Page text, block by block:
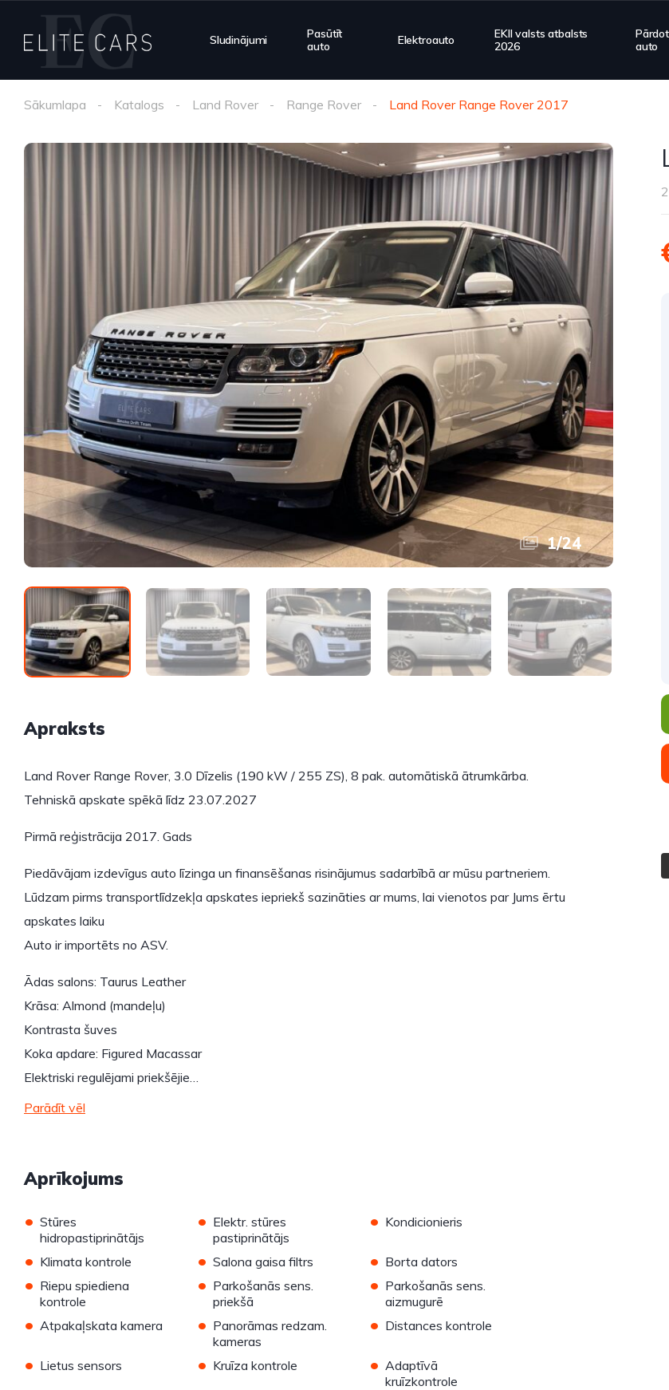
Sludinājumi
Pasūtīt
auto
Elektroauto
EKII valsts atbalsts
2026
Pārdot
auto
Sākumlapa Katalogs Land Rover Range Rover Land Rover Range Rover 2017
1/24
Apraksts
Land Rover Range Rover, 3.0 Dīzelis (190 kW / 255 ZS), 8 pak. automātiskā ātrumkārba.
Tehniskā apskate spēkā līdz 23.07.2027
Pirmā reģistrācija 2017. Gads
Piedāvājam izdevīgus auto līzinga un finansēšanas risinājumus sadarbībā ar mūsu partneriem.
Lūdzam pirms transportlīdzekļa apskates iepriekš sazināties ar mums, lai vienotos par Jums ērtu
apskates laiku
Auto ir importēts no ASV.
Ādas salons: Taurus Leather
Krāsa: Almond (mandeļu)
Kontrasta šuves
Koka apdare: Figured Macassar
Elektriski regulējami priekšējie…
Parādīt vēl
Aprīkojums
• Stūres
hidropastiprinātājs
• Elektr. stūres
pastiprinātājs
• Kondicionieris
• Klimata kontrole • Salona gaisa filtrs • Borta dators
• Riepu spiediena
kontrole
• Parkošanās sens.
priekšā
• Parkošanās sens.
aizmugurē
• Atpakaļskata kamera • Panorāmas redzam.
kameras
• Distances kontrole
• Lietus sensors • Kruīza kontrole • Adaptīvā
kruīzkontrole